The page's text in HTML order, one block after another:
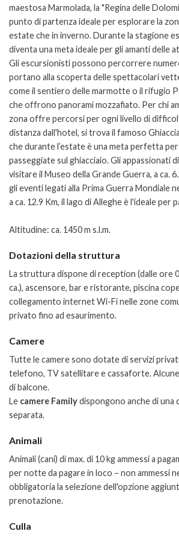
maestosa Marmolada, la "Regina delle
punto di partenza ideale per esplorare la
estate che in inverno.Durante la stagione
diventa una meta ideale per gli amanti delle
Gli escursionisti possono percorrere
portano alla scoperta delle spettacolari
come il sentiero delle marmotte o il rifugio
che offrono panorami mozzafiato. Per chi
zona offre percorsi per ogni livello di
distanza dall'hotel, si trova il famoso
che durante l’estate è una meta perfetta
passeggiate sul ghiacciaio. Gli appassionati
visitare il Museo della Grande Guerra, a ca.
gli eventi legati alla Prima Guerra Mondiale
a ca. 12.9 Km, il lago di Alleghe è l'ideale per
Altitudine: ca. 1450 m s.l.m.
Dotazioni della struttura
La struttura dispone di reception (dalle ore
ca.), ascensore, bar e ristorante, piscina
collegamento internet Wi-Fi nelle zone
privato fino ad esaurimento.
Camere
Tutte le camere sono dotate di servizi
telefono, TV satellitare e cassaforte.
di balcone.
Le camere Familydispongono anche di una
separata.
Animali
Animali (cani) di max. di 10 kg ammessi a
per notte da pagare in loco – non ammessi
obbligatoria la selezione dell'opzione
prenotazione.
Culla